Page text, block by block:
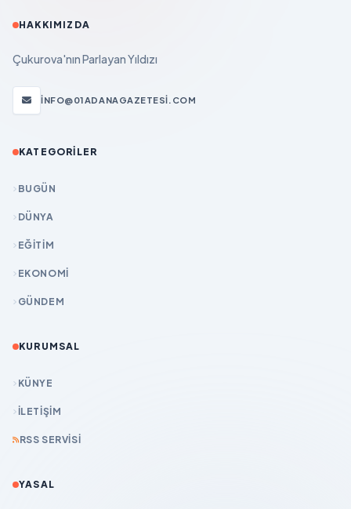
HAKKIMIZDA
Çukurova'nın Parlayan Yıldızı
INFO@01ADANAGAZETESI.COM
KATEGORILER
BUGÜN
DÜNYA
EĞİTİM
EKONOMİ
GÜNDEM
KURUMSAL
KÜNYE
İLETIŞIM
RSS SERVISI
YASAL